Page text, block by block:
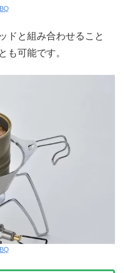
ドと組み合わせること
も可能です。